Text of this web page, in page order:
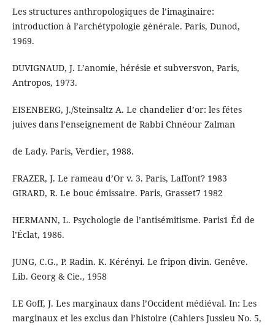
Les structures anthropologiques de l’imaginaire:
introduction à l’archétypologie gènérale. Paris, Dunod,
1969.
DUVIGNAUD, J. L’anomie, hérésie et subversvon, Paris,
Antropos, 1973.
EISENBERG, J./Steinsaltz A. Le chandelier d’or: les fétes
juives dans l’enseignement de Rabbi Chnéour Zalman
de Lady. Paris, Verdier, 1988.
FRAZER, J. Le rameau d’Or v. 3. Paris, Laffont? 1983
GIRARD, R. Le bouc émissaire. Paris, Grasset7 1982
HERMANN, L. Psychologie de l’antisémitisme. Paris1 Éd de
l’Éclat, 1986.
JUNG, C.G., P. Radin. K. Kérényi. Le fripon divin. Genêve.
Lib. Georg & Cie., 1958
LE Goff, J. Les marginaux dans l’Occident médiéval. In: Les
marginaux et les exclus dan l’histoire (Cahiers Jussieu No. 5,